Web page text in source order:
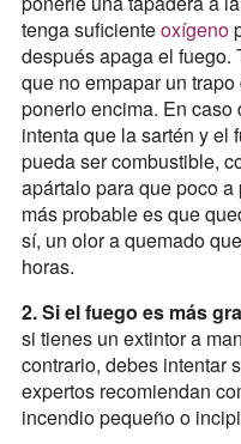
tenga suficienteoxígeno
después apaga el fuego.
que no empapar un
ponerlo encima. En
intenta que la sartén y el
pueda ser combustible,
apártalo para que poco
más probable es que
sí, un olor a quemado
horas.
2. Si el fuego es más
si tienes un extintor a
contrario, debes intentar
expertos recomiendan
incendio pequeño o